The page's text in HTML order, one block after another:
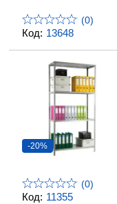
Код: 13648
(0)
Код: 11355
-20%
(0)